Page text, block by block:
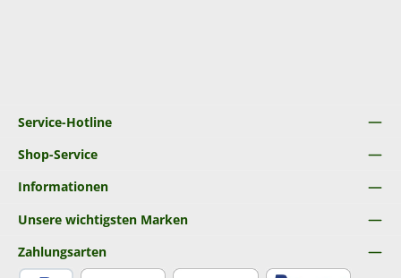
Service-Hotline
Shop-Service
Informationen
Unsere wichtigsten Marken
Zahlungsarten